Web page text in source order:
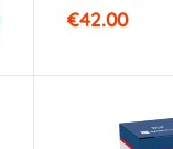
€42.00